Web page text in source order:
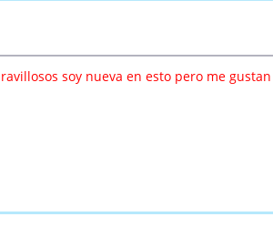
soy nueva en esto pero me